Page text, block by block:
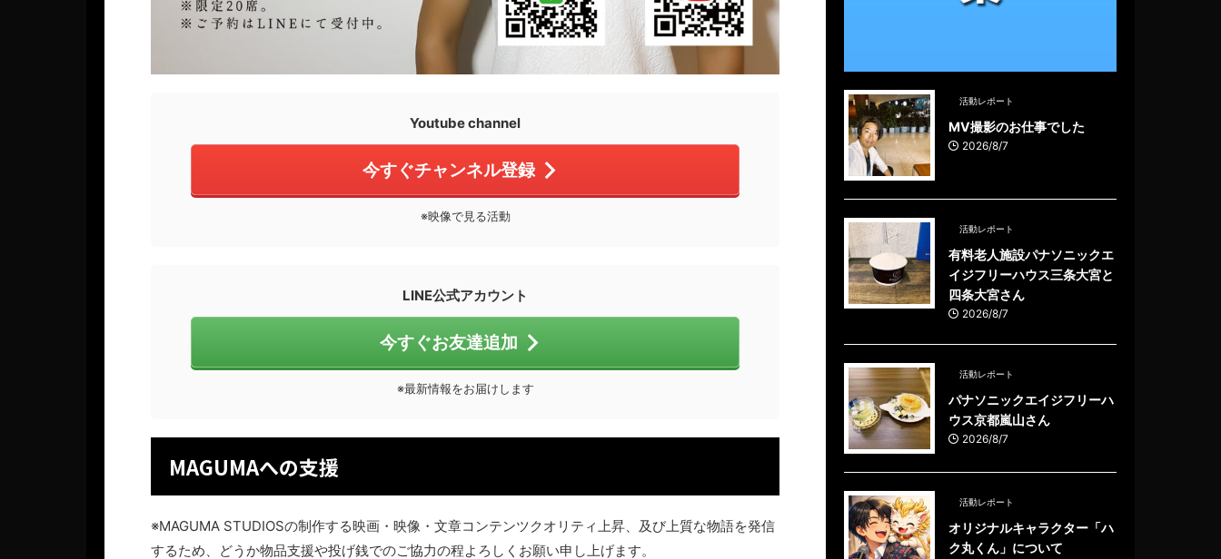
Youtube channel
今すぐチャンネル登録
※映像で見る活動
LINE公式アカウント
今すぐお友達追加
※最新情報をお届けします
MAGUMAへの支援
※MAGUMA STUDIOSの制作する映画・映像・文章コンテンツクオリティ上昇、及び上質な物語を発信
するため、どうか物品支援や投げ銭でのご協力の程よろしくお願い申し上げます。
活動レポート
MV撮影のお仕事でした
2026/8/7
活動レポート
有料老人施設パナソニックエ
イジフリーハウス三条大宮と
四条大宮さん
2026/8/7
活動レポート
パナソニックエイジフリーハ
ウス京都嵐山さん
2026/8/7
活動レポート
オリジナルキャラクター「ハ
ク丸くん」について